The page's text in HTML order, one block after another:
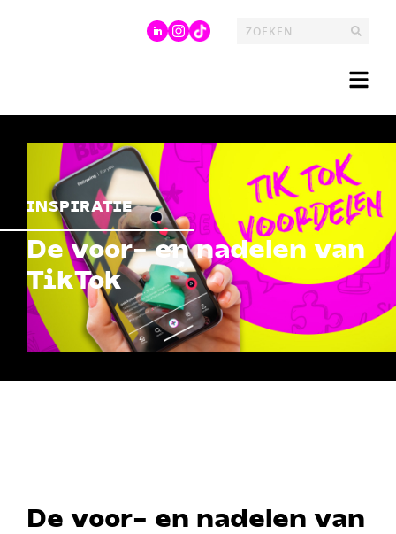
INSPIRATIE
De voor- en nadelen van
TikTok
De voor- en nadelen van